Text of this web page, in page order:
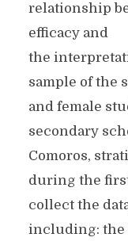
relationship
efficacy and
the
sample of the
and female
secondary
Comoros,
during the
collect the
including: the